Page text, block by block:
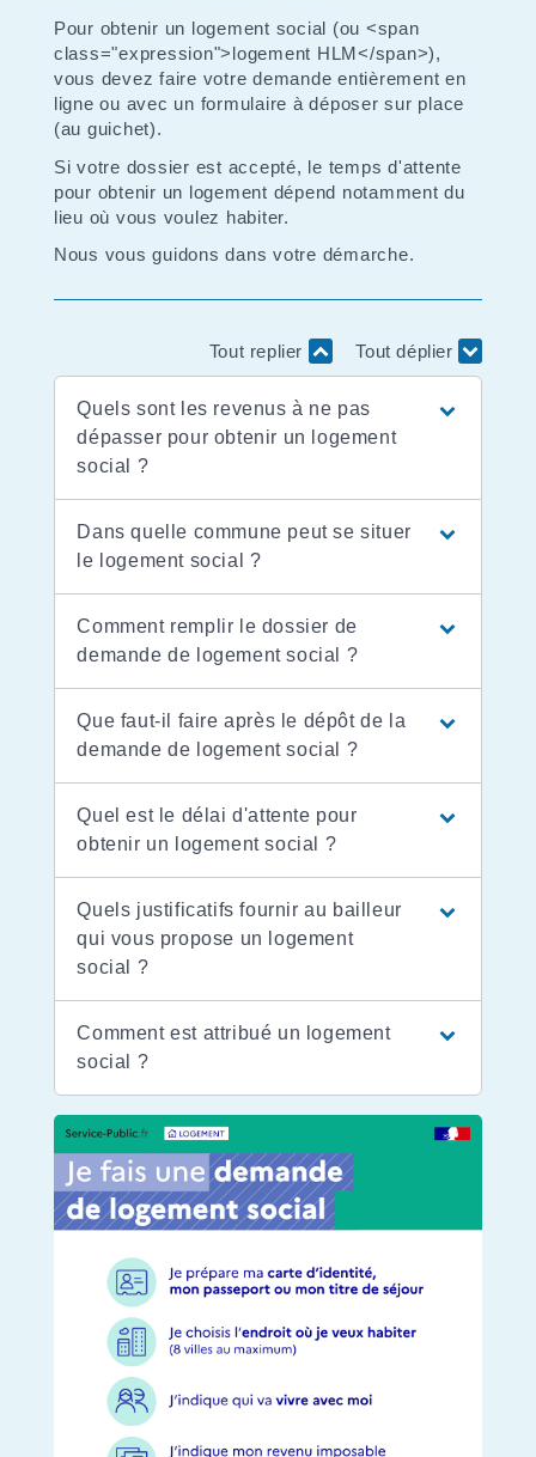
Pour obtenir un logement social (ou <span
class="expression">logement HLM</span>),
vous devez faire votre demande entièrement en
ligne ou avec un formulaire à déposer sur place
(au guichet).
Si votre dossier est accepté, le temps d'attente
pour obtenir un logement dépend notamment du
lieu où vous voulez habiter.
Nous vous guidons dans votre démarche.
Tout replier Tout déplier
Quels sont les revenus à ne pas
dépasser pour obtenir un logement
social ?
Dans quelle commune peut se situer
le logement social ?
Comment remplir le dossier de
demande de logement social ?
Que faut-il faire après le dépôt de la
demande de logement social ?
Quel est le délai d'attente pour
obtenir un logement social ?
Quels justificatifs fournir au bailleur
qui vous propose un logement
social ?
Comment est attribué un logement
social ?